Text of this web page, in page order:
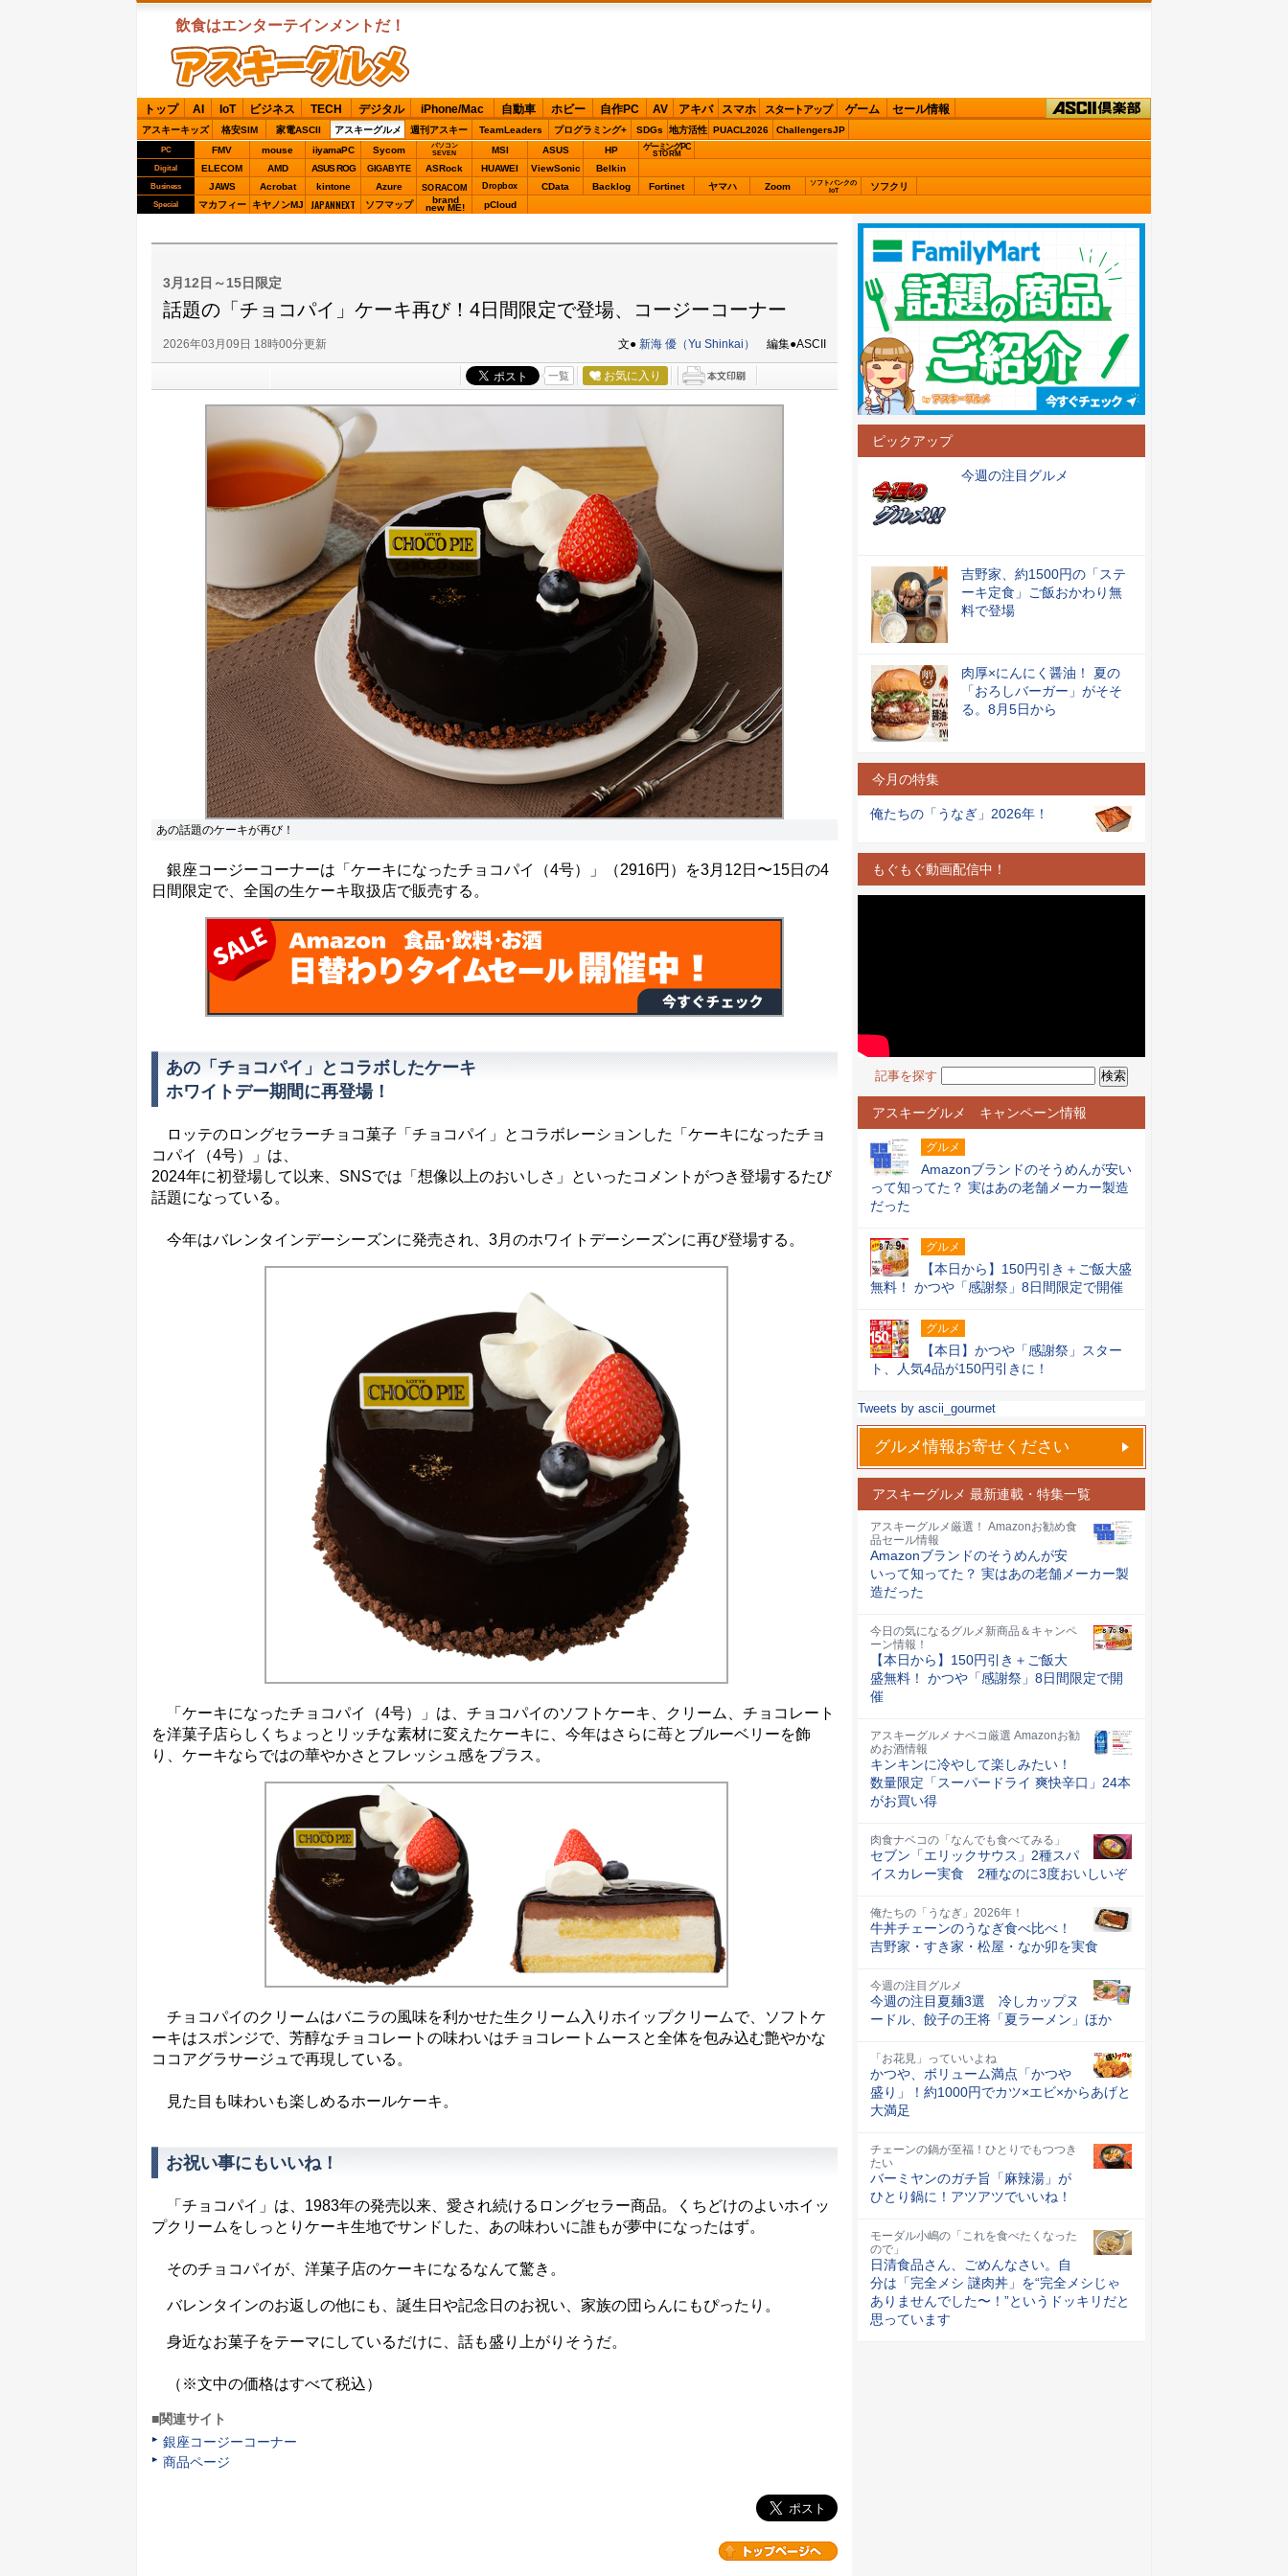
飲食はエンターテインメントだ！
ASCIIグルメ
トップ AI IoT ビジネス TECH デジタル iPhone/Mac 自動車 ホビー 自作PC AV アキバ スマホ スタートアップ ゲーム セール情報
アスキーキッズ 格安SIM 家電ASCII アスキーグルメ 週刊アスキー TeamLeaders プログラミング+ SDGs 地方活性 PUACL2026 ChallengersJP
PC FMV mouse iiyamaPC Sycom
パソコン
SEVEN
MSI ASUS HP ゲーミングPC
STORM
Digital ELECOM AMD ASUS ROG GIGABYTE ASRock HUAWEI ViewSonic Belkin
Business JAWS Acrobat kintone Azure SORACOM Dropbox CData Backlog Fortinet ヤマハ Zoom
ソフトバンクの
IoT
ソフクリ
Special マカフィー キヤノンMJ JAPANNEXT ソフマップ brand
new ME! pCloud
3月12日～15日限定
話題の「チョコパイ」ケーキ再び！4日間限定で登場、コージーコーナー
2026年03月09日 18時00分更新 文● 新海 優（Yu Shinkai） 編集●ASCII
一覧 お気に入り
あの話題のケーキが再び！
銀座コージーコーナーは「ケーキになったチョコパイ（4号）」（2916円）を3月12日〜15日の4
日間限定で、全国の生ケーキ取扱店で販売する。
あの「チョコパイ」とコラボしたケーキ
ホワイトデー期間に再登場！
ロッテのロングセラーチョコ菓子「チョコパイ」とコラボレーションした「ケーキになったチョ
コパイ（4号）」は、
2024年に初登場して以来、SNSでは「想像以上のおいしさ」といったコメントがつき登場するたび
話題になっている。
今年はバレンタインデーシーズンに発売され、3月のホワイトデーシーズンに再び登場する。
「ケーキになったチョコパイ（4号）」は、チョコパイのソフトケーキ、クリーム、チョコレート
を洋菓子店らしくちょっとリッチな素材に変えたケーキに、今年はさらに苺とブルーベリーを飾
り、ケーキならではの華やかさとフレッシュ感をプラス。
チョコパイのクリームはバニラの風味を利かせた生クリーム入りホイップクリームで、ソフトケ
ーキはスポンジで、芳醇なチョコレートの味わいはチョコレートムースと全体を包み込む艶やかな
ココアグラサージュで再現している。
見た目も味わいも楽しめるホールケーキ。
お祝い事にもいいね！
「チョコパイ」は、1983年の発売以来、愛され続けるロングセラー商品。くちどけのよいホイッ
プクリームをしっとりケーキ生地でサンドした、あの味わいに誰もが夢中になったはず。
そのチョコパイが、洋菓子店のケーキになるなんて驚き。
バレンタインのお返しの他にも、誕生日や記念日のお祝い、家族の団らんにもぴったり。
身近なお菓子をテーマにしているだけに、話も盛り上がりそうだ。
（※文中の価格はすべて税込）
■関連サイト
銀座コージーコーナー
商品ページ
ピックアップ
今週の注目グルメ
吉野家、約1500円の「ステ
ーキ定食」ご飯おかわり無
料で登場
肉厚×にんにく醤油！ 夏の
「おろしバーガー」がそそ
る。8月5日から
今月の特集
俺たちの「うなぎ」2026年！
もぐもぐ動画配信中！
記事を探す
アスキーグルメ キャンペーン情報
グルメ
Amazonブランドのそうめんが安い
って知ってた？ 実はあの老舗メーカー製造
だった
グルメ
【本日から】150円引き＋ご飯大盛
無料！ かつや「感謝祭」8日間限定で開催
グルメ
【本日】かつや「感謝祭」スター
ト、人気4品が150円引きに！
Tweets by ascii_gourmet
グルメ情報お寄せください
アスキーグルメ 最新連載・特集一覧
アスキーグルメ厳選！ Amazonお勧め食
品セール情報
Amazonブランドのそうめんが安
いって知ってた？ 実はあの老舗メーカー製
造だった
今日の気になるグルメ新商品＆キャンペ
ーン情報！
【本日から】150円引き＋ご飯大
盛無料！ かつや「感謝祭」8日間限定で開
催
アスキーグルメ ナベコ厳選 Amazonお勧
めお酒情報
キンキンに冷やして楽しみたい！
数量限定「スーパードライ 爽快辛口」24本
がお買い得
肉食ナベコの「なんでも食べてみる」
セブン「エリックサウス」2種スパ
イスカレー実食 2種なのに3度おいしいぞ
俺たちの「うなぎ」2026年！
牛丼チェーンのうなぎ食べ比べ！
吉野家・すき家・松屋・なか卯を実食
今週の注目グルメ
今週の注目夏麺3選 冷しカップヌ
ードル、餃子の王将「夏ラーメン」ほか
「お花見」っていいよね
かつや、ボリューム満点「かつや
盛り」！約1000円でカツ×エビ×からあげと
大満足
チェーンの鍋が至福！ひとりでもつつき
たい
バーミヤンのガチ旨「麻辣湯」が
ひとり鍋に！アツアツでいいね！
モーダル小嶋の「これを食べたくなった
ので」
日清食品さん、ごめんなさい。自
分は「完全メシ 謎肉丼」を“完全メシじゃ
ありませんでした〜！”というドッキリだと
思っています